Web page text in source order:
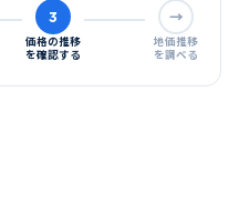
3
価格の推移
を確認する
→
地価推移
を調べる